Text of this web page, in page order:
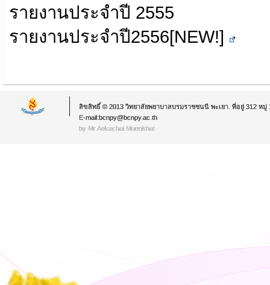
รายงานประจำปี 2555
รายงานประจำปี2556[NEW!]
ลิขสิทธิ์ © 2013 วิทยาลัยพยาบาลบรมราชชนนี พะเยา. ที่อยู่ 312 หมู่
E-mail:bcnpy@bcnpy.ac.th
by Mr.Aekachai Muenkhat